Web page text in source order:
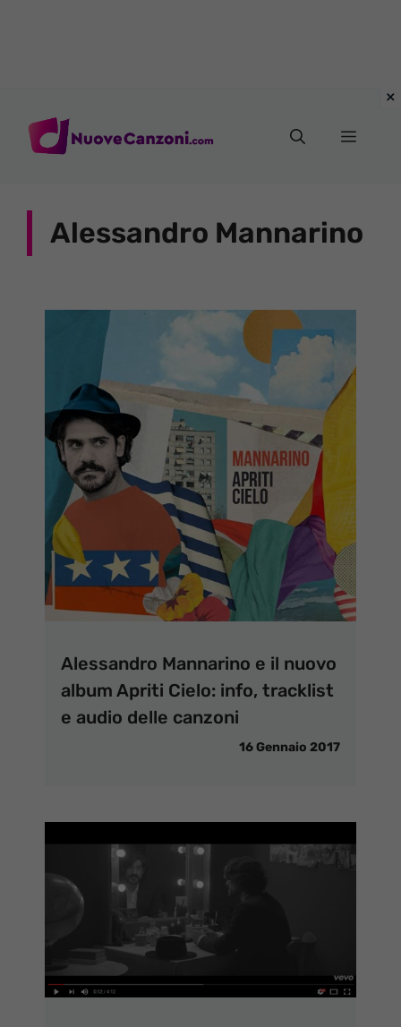
Menu
Alessandro Mannarino
Alessandro Mannarino e il nuovo
album Apriti Cielo: info, tracklist
e audio delle canzoni
16 Gennaio 2017